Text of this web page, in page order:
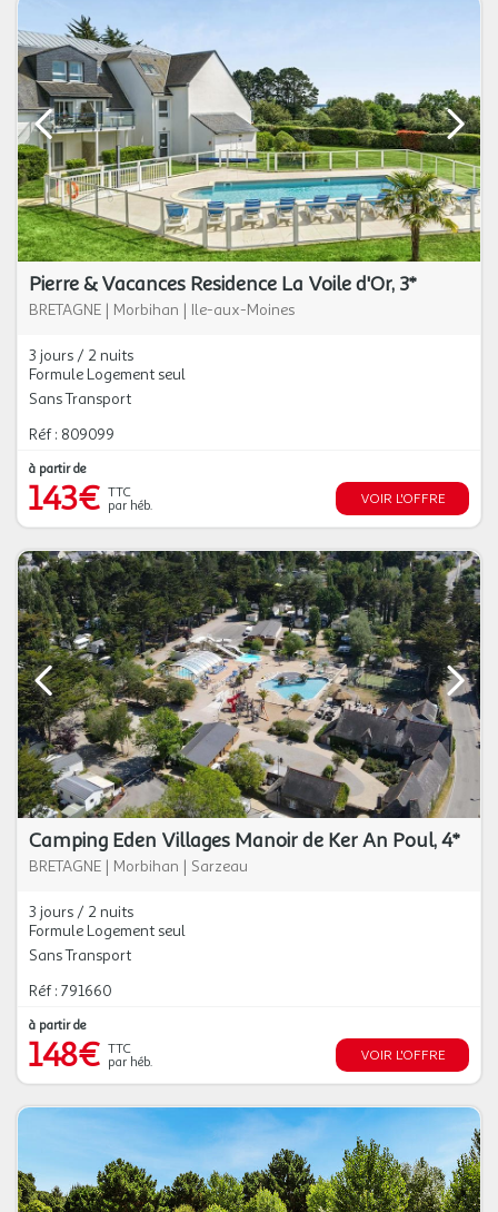
Pierre & Vacances Residence La Voile d'Or, 3*
BRETAGNE | Morbihan | Ile-aux-Moines
3 jours / 2 nuits
Formule Logement seul
Sans Transport
Réf : 809099
à partir de
143€ TTC
par héb.
VOIR L'OFFRE
Camping Eden Villages Manoir de Ker An Poul, 4*
BRETAGNE | Morbihan | Sarzeau
3 jours / 2 nuits
Formule Logement seul
Sans Transport
Réf : 791660
à partir de
148€ TTC
par héb.
VOIR L'OFFRE